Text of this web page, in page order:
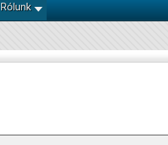
Rólunk